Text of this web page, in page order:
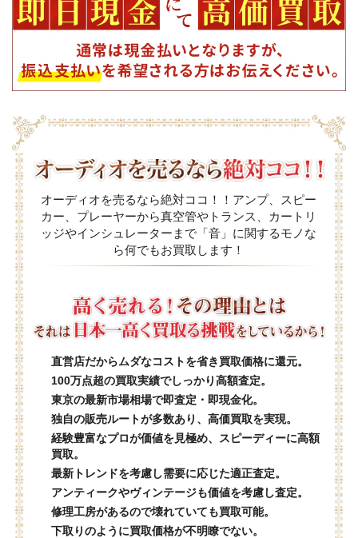
オーディオを売るなら絶対ココ！！アンプ、スピー
カー、プレーヤーから真空管やトランス、カートリ
ッジやインシュレーターまで「音」に関するモノな
ら何でもお買取します！
直営店だからムダなコストを省き買取価格に還元。
100万点超の買取実績でしっかり高額査定。
東京の最新市場相場で即査定・即現金化。
独自の販売ルートが多数あり、高価買取を実現。
経験豊富なプロが価値を見極め、スピーディーに高額
買取。
最新トレンドを考慮し需要に応じた適正査定。
アンティークやヴィンテージも価値を考慮し査定。
修理工房があるので壊れていても買取可能。
下取りのように買取価格が不明瞭でない。